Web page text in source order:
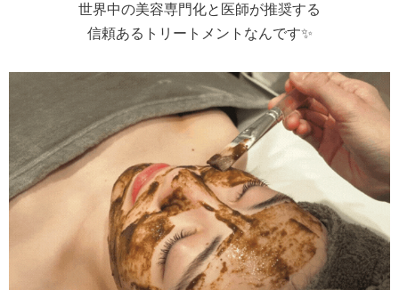
世界中の美容専門化と医師が推奨する
信頼あるトリートメントなんです✨